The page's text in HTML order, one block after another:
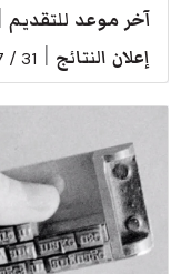
آخر موعد للتقديم
إعلان النتائج 31 / 7 / 2026